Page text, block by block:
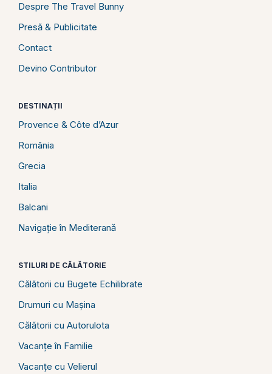
Despre The Travel Bunny
Presă & Publicitate
Contact
Devino Contributor
DESTINAȚII
Provence & Côte d’Azur
România
Grecia
Italia
Balcani
Navigație în Mediterană
STILURI DE CĂLĂTORIE
Călătorii cu Bugete Echilibrate
Drumuri cu Mașina
Călătorii cu Autorulota
Vacanțe în Familie
Vacanțe cu Velierul